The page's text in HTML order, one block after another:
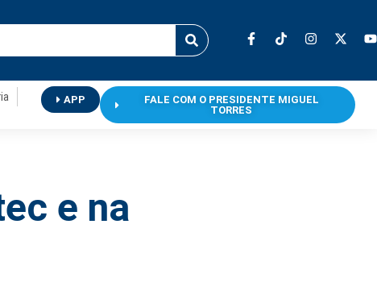
APP
FALE COM O PRESIDENTE MIGUEL
TORRES
e na